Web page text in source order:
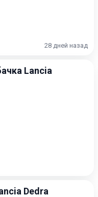
28 дней назад
Lancia
Dedra